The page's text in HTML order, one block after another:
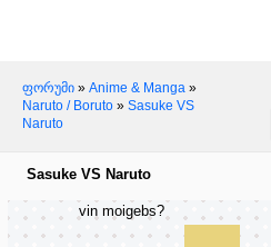
ფორუმი » Anime & Manga »
Naruto / Boruto » Sasuke VS
Naruto
Sasuke VS Naruto
vin moigebs?